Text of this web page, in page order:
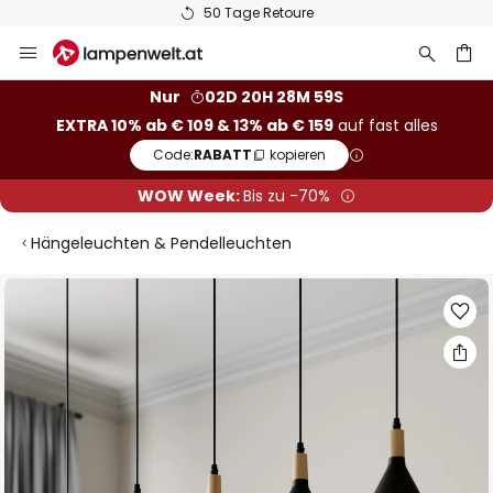
50 Tage Retoure
Inhalt
Nur
02D 20H 28M 58S
EXTRA 10% ab € 109 & 13% ab € 159auf fast alles
Code:RABATT kopieren
WOW Week:Bis zu -70%
Hängeleuchten & Pendelleuchten
Zum
der
Bildgalerie
springen